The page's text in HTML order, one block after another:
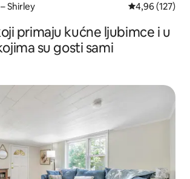
Shirley Prosječna
4,96 (127)
primaju kućne ljubimce i u
su gosti sami